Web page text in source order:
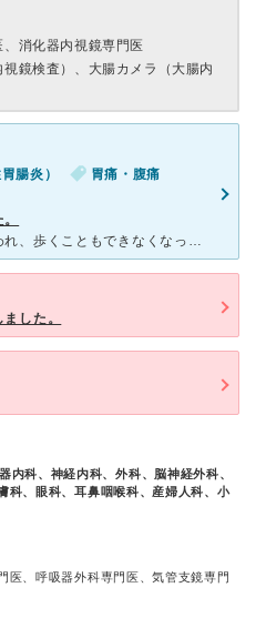
消化器内視鏡専門医
視鏡検査）、大腸カメラ（大腸内
腸炎）
胃痛・腹痛
夜に急にとてつもない腹痛に襲われ、歩くこともできなくなったので、救急車を呼ぶことになりました。 夜だったこともあり、救急で診察してくれるところが近くではこの西部病院だけだったので、この病院に運ばれま
した。
内科、神経内科、外科、脳神経外科、
科、眼科、耳鼻咽喉科、産婦人科、小
医、呼吸器外科専門医、気管支鏡専門